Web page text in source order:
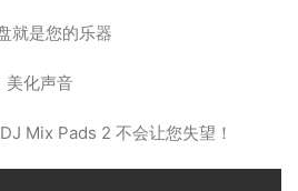
就是您的乐器
美化声音
Mix Pads 2 不会让您失望！